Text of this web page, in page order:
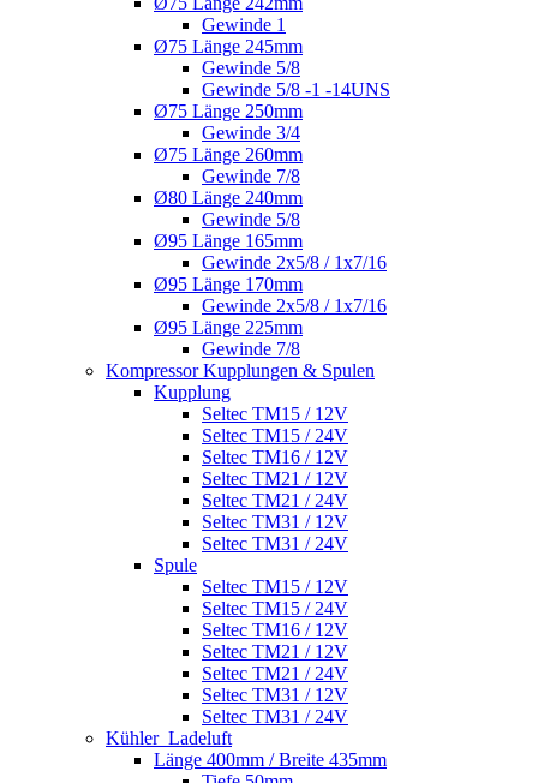
Gewinde 1
Ø75 Länge 245mm
Gewinde 5/8
Gewinde 5/8 -1 -14UNS
Ø75 Länge 250mm
Gewinde 3/4
Ø75 Länge 260mm
Gewinde 7/8
Ø80 Länge 240mm
Gewinde 5/8
Ø95 Länge 165mm
Gewinde 2x5/8 / 1x7/16
Ø95 Länge 170mm
Gewinde 2x5/8 / 1x7/16
Ø95 Länge 225mm
Gewinde 7/8
Kompressor Kupplungen & Spulen
Kupplung
Seltec TM15 / 12V
Seltec TM15 / 24V
Seltec TM16 / 12V
Seltec TM21 / 12V
Seltec TM21 / 24V
Seltec TM31 / 12V
Seltec TM31 / 24V
Spule
Seltec TM15 / 12V
Seltec TM15 / 24V
Seltec TM16 / 12V
Seltec TM21 / 12V
Seltec TM21 / 24V
Seltec TM31 / 12V
Seltec TM31 / 24V
Kühler_Ladeluft
Länge 400mm / Breite 435mm